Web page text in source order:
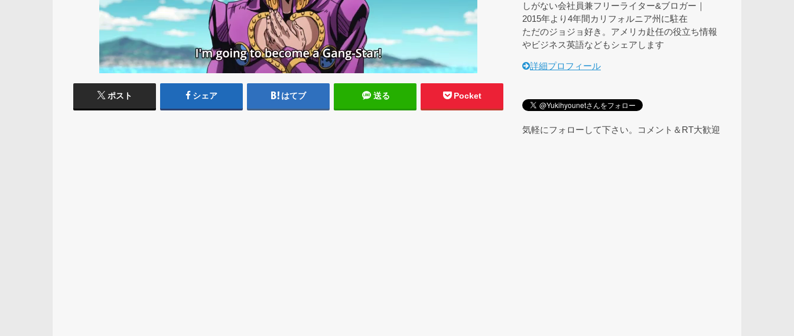
ポスト シェア はてブ 送る Pocket
しがない会社員兼フリーライター&ブロガー｜
2015年より4年間カリフォルニア州に駐在
ただのジョジョ好き。アメリカ赴任の役立ち情報
やビジネス英語などもシェアします
詳細プロフィール
気軽にフォローして下さい。コメント＆RT大歓迎